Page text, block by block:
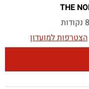
הצטרפות למועדון